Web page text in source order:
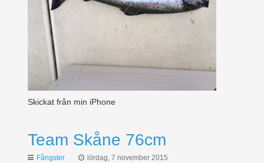
Skickat från min iPhone
Team Skåne 76cm
Fångster
lördag, 7 november 2015